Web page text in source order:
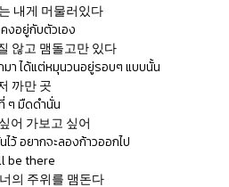
내게 머물러있다
งอยู่กับตัวเอง
않고 맴돌고만 있다
มา ได้แต่หมุนวนอยู่รอบๆ แบบนั้น
까만 곳
ๆ มืดดำนั่น
어 가보고 싶어
ว้ อยากจะลองก้าวออกไป
be there
의 주위를 맴돈다